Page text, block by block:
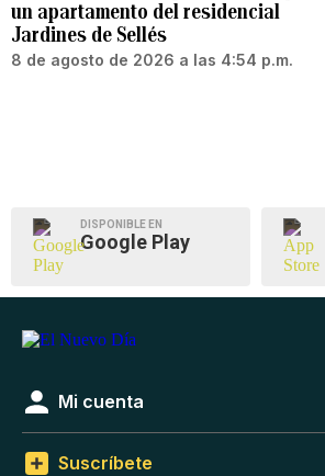
un apartamento del residencial
Jardines de Sellés
8 de agosto de 2026 a las 4:54 p.m.
DISPONIBLE EN
Google Play
Mi cuenta
Suscríbete